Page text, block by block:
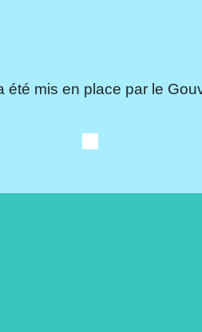
mis en place par le